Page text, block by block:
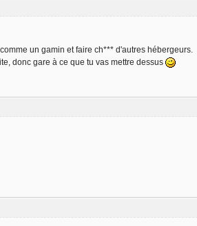
un gamin et faire ch*** d'autres hébergeurs.
donc gare à ce que tu vas mettre dessus